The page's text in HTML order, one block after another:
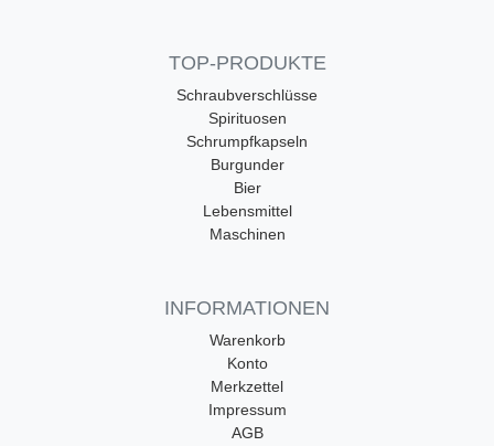
TOP-PRODUKTE
Schraubverschlüsse
Spirituosen
Schrumpfkapseln
Burgunder
Bier
Lebensmittel
Maschinen
INFORMATIONEN
Warenkorb
Konto
Merkzettel
Impressum
AGB